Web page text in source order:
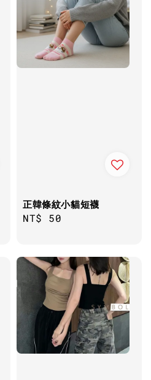
正韓條紋小貓短襪
Regular
NT$ 50